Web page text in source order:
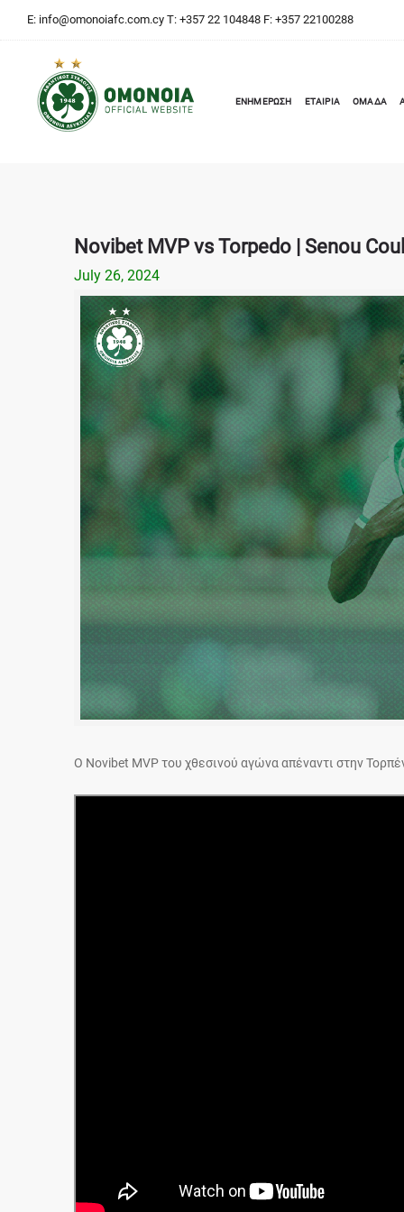
E: info@omonoiafc.com.cy T: +357 22 104848 F: +357 22100288
ΕΝΗΜΕΡΩΣΗ ΕΤΑΙΡΙΑ ΟΜΑΔΑ
Novibet MVP vs Torpedo | Senou
July 26, 2024
Ο Novibet MVP του χθεσινού αγώνα απέναντι στην